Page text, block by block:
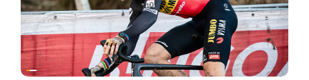
Binnenland politiek